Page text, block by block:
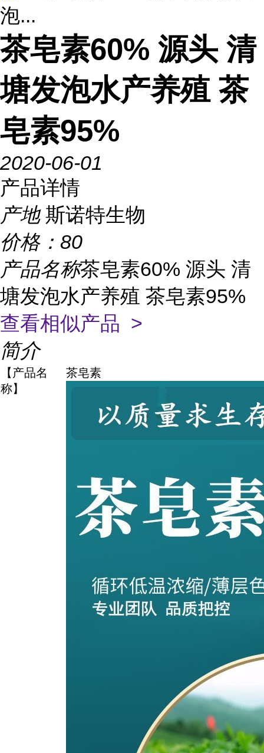
泡...
茶皂素60% 源头 清
塘发泡水产养殖 茶
皂素95%
2020-06-01
产品详情
产地 斯诺特生物
价格： 80
产品名称茶皂素60% 源头 清
塘发泡水产养殖 茶皂素95%
查看相似产品 >
简介
【产品名
称】
茶皂素